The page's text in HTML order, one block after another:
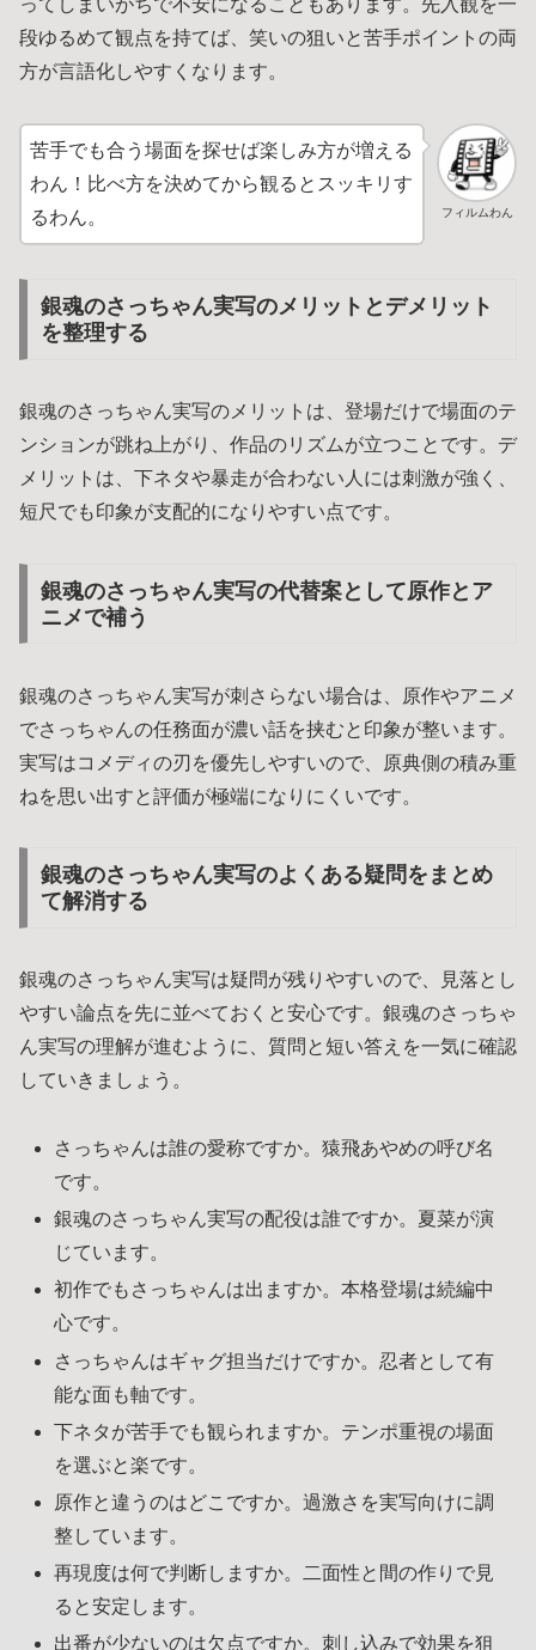
段ゆるめて観点を持てば、笑いの狙いと苦手ポイントの両
方が言語化しやすくなります。
フィルムわん
苦手でも合う場面を探せば楽しみ方が増える
わん！比べ方を決めてから観るとスッキリす
るわん。
銀魂のさっちゃん実写のメリットとデメリット
を整理する
銀魂のさっちゃん実写のメリットは、登場だけで場面のテ
ンションが跳ね上がり、作品のリズムが立つことです。デ
メリットは、下ネタや暴走が合わない人には刺激が強く、
短尺でも印象が支配的になりやすい点です。
銀魂のさっちゃん実写の代替案として原作とア
ニメで補う
銀魂のさっちゃん実写が刺さらない場合は、原作やアニメ
でさっちゃんの任務面が濃い話を挟むと印象が整います。
実写はコメディの刃を優先しやすいので、原典側の積み重
ねを思い出すと評価が極端になりにくいです。
銀魂のさっちゃん実写のよくある疑問をまとめ
て解消する
銀魂のさっちゃん実写は疑問が残りやすいので、見落とし
やすい論点を先に並べておくと安心です。銀魂のさっちゃ
ん実写の理解が進むように、質問と短い答えを一気に確認
していきましょう。
さっちゃんは誰の愛称ですか。猿飛あやめの呼び名
です。
銀魂のさっちゃん実写の配役は誰ですか。夏菜が演
じています。
初作でもさっちゃんは出ますか。本格登場は続編中
心です。
さっちゃんはギャグ担当だけですか。忍者として有
能な面も軸です。
下ネタが苦手でも観られますか。テンポ重視の場面
を選ぶと楽です。
原作と違うのはどこですか。過激さを実写向けに調
整しています。
再現度は何で判断しますか。二面性と間の作りで見
ると安定します。
出番が少ないのは欠点ですか。刺し込みで効果を狙